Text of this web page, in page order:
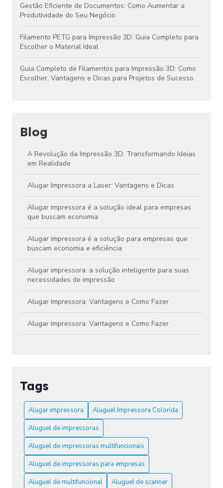
Gestão Eficiente de Documentos: Como Aumentar a
Produtividade do Seu Negócio
Filamento PETG para Impressão 3D: Guia Completo para
Escolher o Material Ideal
Guia Completo de Filamentos para Impressão 3D: Como
Escolher, Vantagens e Dicas para Projetos de Sucesso
Blog
A Revolução da Impressão 3D: Transformando Ideias
em Realidade
Alugar Impressora a Laser: Vantagens e Dicas
Alugar impressora é a solução ideal para empresas
que buscam economia
Alugar impressora é a solução para empresas que
buscam economia e eficiência
Alugar impressora: a solução inteligente para suas
necessidades de impressão
Alugar Impressora: Vantagens e Como Fazer
Alugar Impressora: Vantagens e Como Fazer
Aluguel de Impressora Colorida: Preços e Vantagens
Aluguel de Impressora Colorida: Vantagens e Dicas
Aluguel de Impressora Colorida: Vantagens e Dicas
Tags
Alugar impressora
Aluguel Impressora Colorida
Aluguel de impressoras
Aluguel de impressoras multifuncionais
Aluguel de impressoras para empresas
Aluguel de multifuncional
Aluguel de scanner